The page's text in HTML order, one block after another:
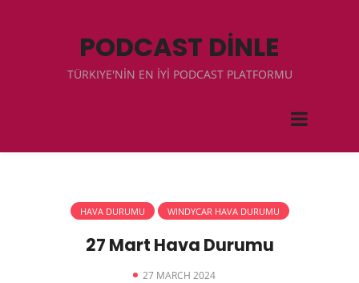
PODCAST DİNLE
TÜRKIYE'NİN EN İYİ PODCAST PLATFORMU
HAVA DURUMU WINDYCAR HAVA DURUMU
27 Mart Hava Durumu
27 MARCH 2024